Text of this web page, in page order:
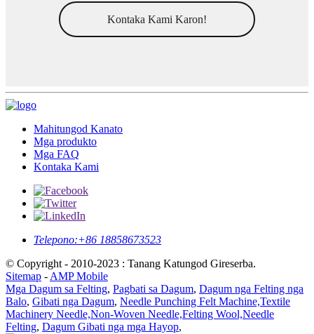
Kontaka Kami Karon!
Mahitungod Kanato
Mga produkto
Mga FAQ
Kontaka Kami
Telepono:+86 18858673523
© Copyright - 2010-2023 : Tanang Katungod Gireserba.
Sitemap - AMP Mobile
Mga Dagum sa Felting, Pagbati sa Dagum, Dagum nga Felting nga
Balo, Gibati nga Dagum, Needle Punching Felt Machine,Textile
Machinery Needle,Non-Woven Needle,Felting Wool,Needle
Felting, Dagum Gibati nga mga Hayop,